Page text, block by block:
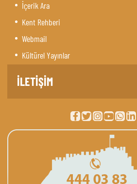
İçerik Ara
Kent Rehberi
Webmail
Kültürel Yayınlar
İLETİŞİM